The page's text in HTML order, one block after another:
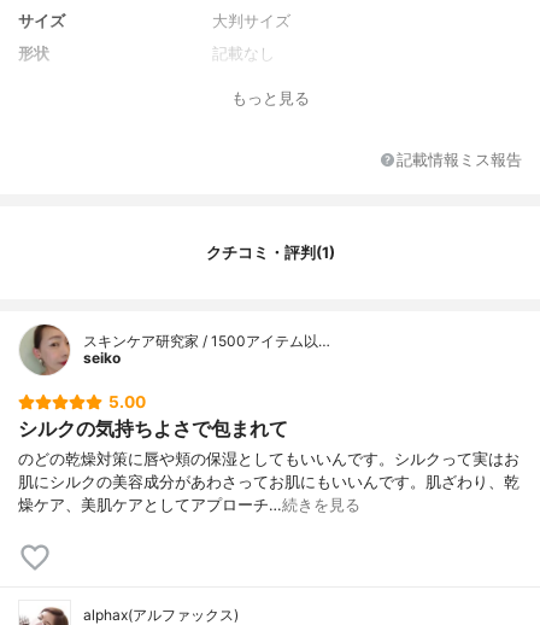
サイズ
大判サイズ
形状
記載なし
もっと見る
記載情報ミス報告
クチコミ・評判(1)
スキンケア研究家 / 1500アイテム以…
seiko
5.00
シルクの気持ちよさで包まれて
のどの乾燥対策に唇や頬の保湿としてもいいんです。シルクって実はお
肌にシルクの美容成分があわさってお肌にもいいんです。肌ざわり、乾
燥ケア、美肌ケアとしてアプローチ…続きを見る
alphax(アルファックス)